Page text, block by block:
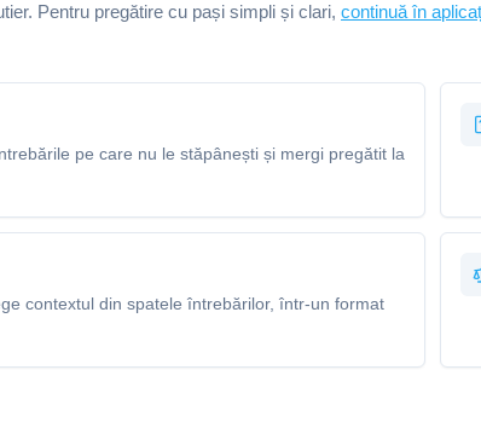
Pentru pregătire cu pași simpli și clari, continuă în
pe care nu le stăpânești și mergi pregătit la
contextul din spatele întrebărilor, într-un format